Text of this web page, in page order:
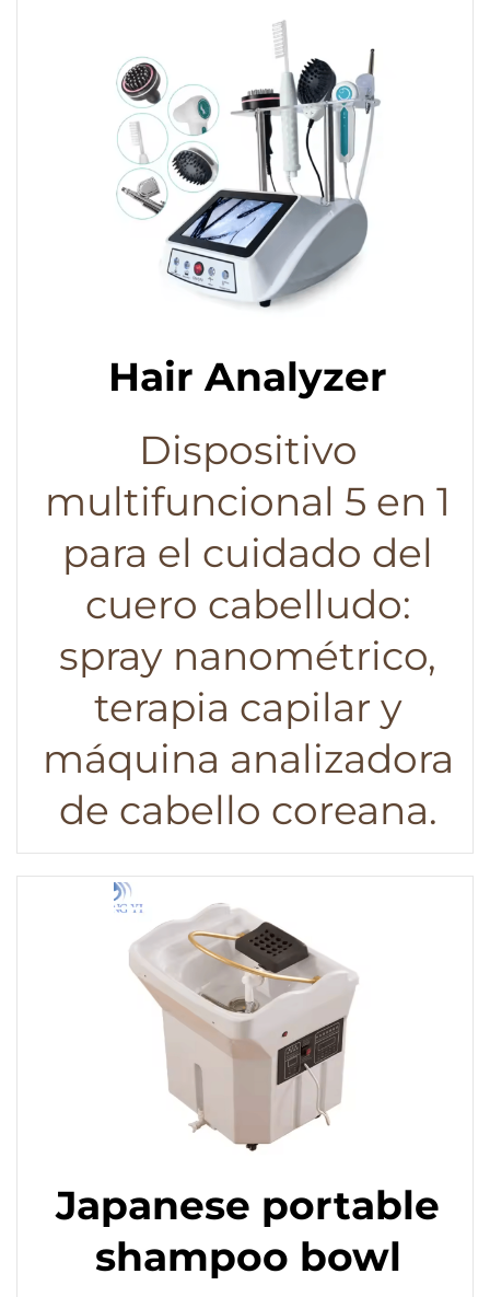
Hair Analyzer
Dispositivo
multifuncional 5 en 1
para el cuidado del
cuero cabelludo:
spray nanométrico,
terapia capilar y
máquina analizadora
de cabello coreana.
Japanese portable
shampoo bowl